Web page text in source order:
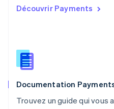
Découvrir Payments
Documentation
Trouvez un guide qui vous
PortuguêsEnglish
English
Roumanie
Royaume-Uni
Singapour